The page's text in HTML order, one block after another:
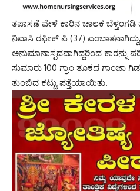
ತಪಾಸಣೆ ವೇಳೆ ಕಾರಿನ ಚಾಲಕ
ನಿವಾಸಿ ರಫೀಕ್ ಪಿ (37)
ಅನುಮಾನಾಸ್ಪದವಾಗಿದ್ದರಿಂದ ಕಾರನ್ನು
ಸುಮಾರು 100 ಗ್ರಾಂ ತೂಕದ
ತುಂಬಿದ ಕಟ್ಟು ಪತ್ತೆಯಾಯಿತು.